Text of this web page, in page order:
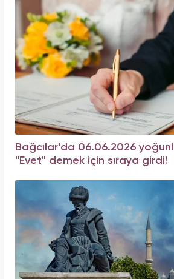
Bağcılar'da 06.06.2026
"Evet" demek için sıraya girdi!